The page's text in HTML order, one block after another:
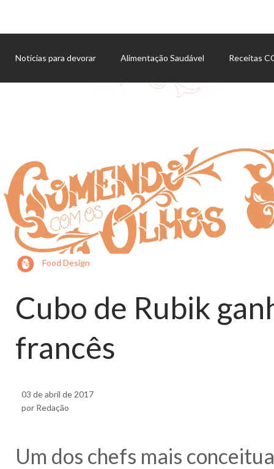
Notícias para devorar Alimentação Saudável Receitas
Food Design
Cubo de Rubik
francês
03 de abril de 2017
por Redação
Um dos chefs mais